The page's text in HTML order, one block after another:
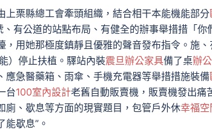
栗縣總工會牽頭組織，結合相干本能機能部分
有公道的站點布局、有健全的辦事舉措措「你
，用她那極度鎮靜且優雅的聲音發布指令。施
能）停止扶植。驛站內裝震旦辦公家具備了桌辦
急醫藥箱、雨傘、手機充電器等舉措措施裝備
台100室內設計老舊自動販賣機，販賣機發出痛
廁、歇息等方面的現實題目，包管戶外休幸福空
歇息”。